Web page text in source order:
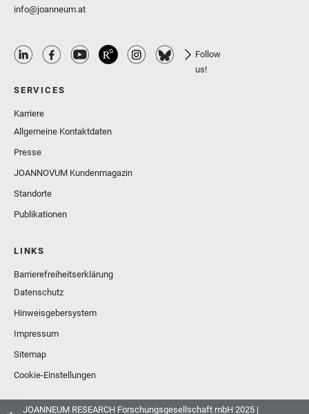
info@joanneum.at
Follow
us!
SERVICES
Karriere
Allgemeine Kontaktdaten
Presse
JOANNOVUM Kundenmagazin
Standorte
Publikationen
LINKS
Barrierefreiheitserklärung
Datenschutz
Hinweisgebersystem
Impressum
Sitemap
Cookie-Einstellungen
© JOANNEUM RESEARCH Forschungsgesellschaft mbH 2025 |